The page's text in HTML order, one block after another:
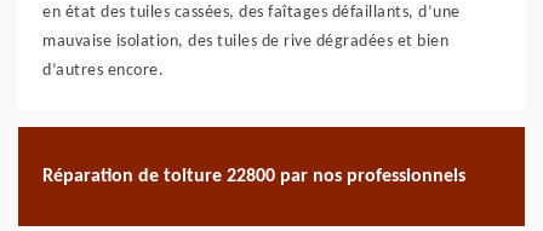
en état des tuiles cassées, des faîtages défaillants, d’une
mauvaise isolation, des tuiles de rive dégradées et bien
d’autres encore.
Réparation de toiture 22800 par nos professionnels